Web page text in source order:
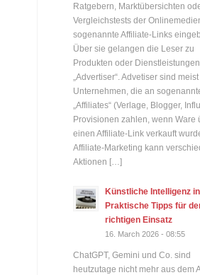
Ratgebern, Marktübersichten
Vergleichstests der
sogenannte Affiliate-Links
Über sie gelangen die Leser zu
Produkten oder
„Advertiser“. Advetiser sind meist
Unternehmen, die an
„Affiliates“ (Verlage, Blogger,
Provisionen zahlen, wenn Ware
einen Affiliate-Link verkauft
Affiliate-Marketing kann
Aktionen […]
Künstliche Intelligenz
Praktische Tipps für
richtigen Einsatz
16. March 2026 - 08:55
ChatGPT, Gemini und Co. sind
heutzutage nicht mehr aus dem